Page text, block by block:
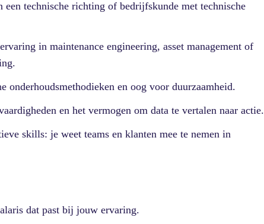
een technische richting of bedrijfskunde met technische
in maintenance engineering, asset management of
onderhoudsmethodieken en oog voor duurzaamheid.
en het vermogen om data te vertalen naar actie.
skills: je weet teams en klanten mee te nemen in
dat past bij jouw ervaring.